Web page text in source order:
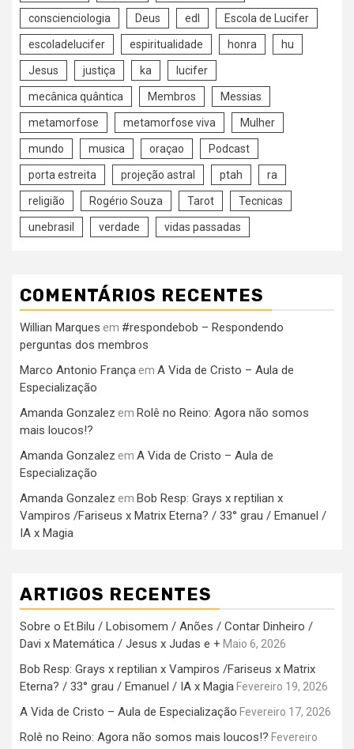
conscienciologia Deus edl Escola de Lucifer
escoladelucifer espiritualidade honra hu
Jesus justiça ka lucifer
mecânica quântica Membros Messias
metamorfose metamorfose viva Mulher
mundo musica oraçao Podcast
porta estreita projeção astral ptah ra
religião Rogério Souza Tarot Tecnicas
unebrasil verdade vidas passadas
COMENTÁRIOS RECENTES
Willian Marques em #respondebob – Respondendo
perguntas dos membros
Marco Antonio França em A Vida de Cristo – Aula de
Especialização
Amanda Gonzalez em Rolê no Reino: Agora não somos
mais loucos!?
Amanda Gonzalez em A Vida de Cristo – Aula de
Especialização
Amanda Gonzalez em Bob Resp: Grays x reptilian x
Vampiros /Fariseus x Matrix Eterna? / 33° grau / Emanuel /
IA x Magia
ARTIGOS RECENTES
Sobre o Et.Bilu / Lobisomem / Anões / Contar Dinheiro /
Davi x Matemática / Jesus x Judas e + Maio 6, 2026
Bob Resp: Grays x reptilian x Vampiros /Fariseus x Matrix
Eterna? / 33° grau / Emanuel / IA x Magia Fevereiro 19, 2026
A Vida de Cristo – Aula de Especialização Fevereiro 17, 2026
Rolê no Reino: Agora não somos mais loucos!? Fevereiro